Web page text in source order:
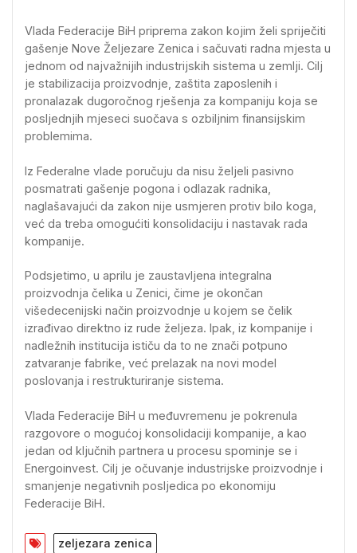
Vlada Federacije BiH priprema zakon kojim želi spriječiti
gašenje Nove Željezare Zenica i sačuvati radna mjesta u
jednom od najvažnijih industrijskih sistema u zemlji. Cilj
je stabilizacija proizvodnje, zaštita zaposlenih i
pronalazak dugoročnog rješenja za kompaniju koja se
posljednjih mjeseci suočava s ozbiljnim finansijskim
problemima.
Iz Federalne vlade poručuju da nisu željeli pasivno
posmatrati gašenje pogona i odlazak radnika,
naglašavajući da zakon nije usmjeren protiv bilo koga,
već da treba omogućiti konsolidaciju i nastavak rada
kompanije.
Podsjetimo, u aprilu je zaustavljena integralna
proizvodnja čelika u Zenici, čime je okončan
višedecenijski način proizvodnje u kojem se čelik
izrađivao direktno iz rude željeza. Ipak, iz kompanije i
nadležnih institucija ističu da to ne znači potpuno
zatvaranje fabrike, već prelazak na novi model
poslovanja i restrukturiranje sistema.
Vlada Federacije BiH u međuvremenu je pokrenula
razgovore o mogućoj konsolidaciji kompanije, a kao
jedan od ključnih partnera u procesu spominje se i
Energoinvest. Cilj je očuvanje industrijske proizvodnje i
smanjenje negativnih posljedica po ekonomiju
Federacije BiH.
zeljezara zenica